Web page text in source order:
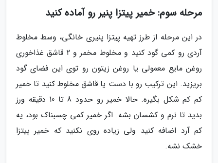
مرحله سوم: خمیر پیتزا پنیر رو آماده کنید
در این مرحله از طرز تهیه پیتزا پنیری خانگی، وسط مخلوط
آردی رو کمی گود کنید و مخلوط مخمر و 2 قاشق غذاخوری
روغن مایع معمولی یا روغن زیتون رو توی این فضای گود
بریزید. این ترکیب رو با دست یا قاشق مخلوط کنید تا خمیر
کم کم شکل بگیره. حالا خمیر رو حدود 8 تا 10 دقیقه ورز
بدید تا نرم و کشسان بشه. اگر خمیر کمی چسبناک بود، یه
کم آرد اضافه کنید ولی زیاده روی نکنید که خمیر پیتزا
خشک نشه.